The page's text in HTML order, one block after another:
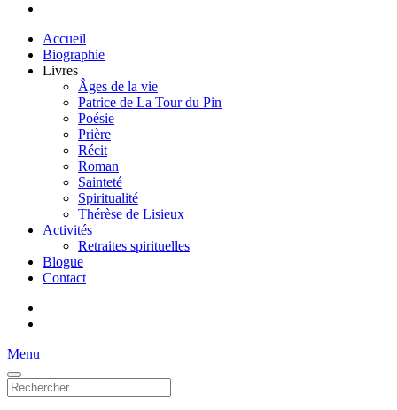
Accueil
Biographie
Livres
Âges de la vie
Patrice de La Tour du Pin
Poésie
Prière
Récit
Roman
Sainteté
Spiritualité
Thérèse de Lisieux
Activités
Retraites spirituelles
Blogue
Contact
Menu